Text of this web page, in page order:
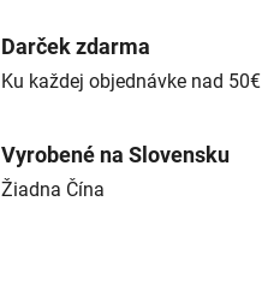
Darček zdarma
Ku každej objednávke nad 50€
Vyrobené na Slovensku
Žiadna Čína